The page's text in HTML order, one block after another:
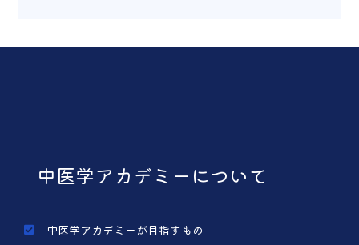
中医学アカデミーについて
中医学アカデミーが目指すもの